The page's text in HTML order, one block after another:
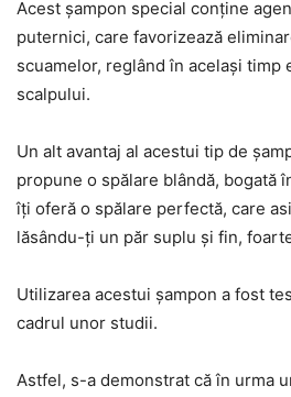
Acest şampon special conţine
puternici, care favorizează
scuamelor, reglând în acelaşi
scalpului.
Un alt avantaj al acestui tip de
propune o spălare blândă, bogată
îţi oferă o spălare perfectă, care
lăsându-ţi un păr suplu şi fin,
Utilizarea acestui şampon a fost
cadrul unor studii.
Astfel, s-a demonstrat că în urma